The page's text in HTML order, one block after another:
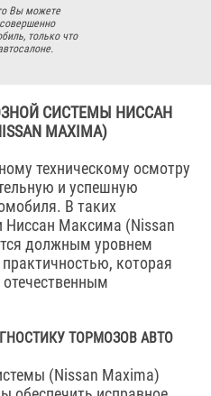
Вы можете
только что
СИСТЕМЫ НИССАН
MAXIMA)
техническому осмотру
и успешную
В таких
Ниссан Максима (Nissan
должным уровнем
которая
ТОРМОЗОВ АВТО
(Nissan Maxima)